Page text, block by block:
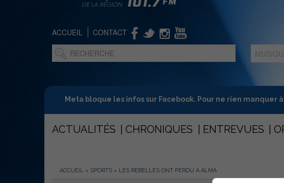
ACCUEIL CONTACT
Meta bloque les infos sur Facebook. Pour ne rien
ACTUALITÉS CHRONIQUES ENTREVUES
ACCUEIL » SPORTS » LES REBELLES ONT PERDU À ALMA